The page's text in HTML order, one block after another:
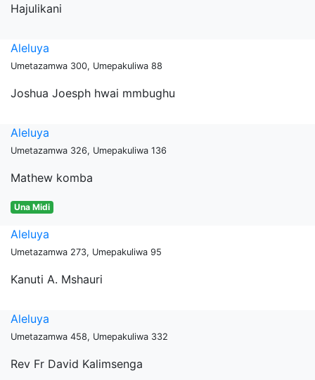
Hajulikani
Aleluya
Umetazamwa 300, Umepakuliwa 88
Joshua Joesph hwai mmbughu
Aleluya
Umetazamwa 326, Umepakuliwa 136
Mathew komba
Una Midi
Aleluya
Umetazamwa 273, Umepakuliwa 95
Kanuti A. Mshauri
Aleluya
Umetazamwa 458, Umepakuliwa 332
Rev Fr David Kalimsenga